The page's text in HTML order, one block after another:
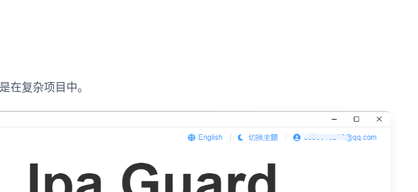
在复杂项目中。